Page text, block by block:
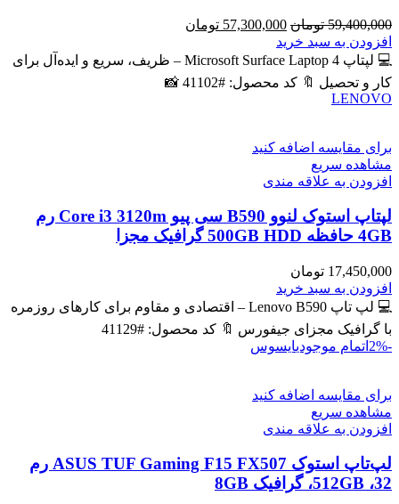
59,400,000 تومان قیمت
اصلی
59,400,000 تومان
57,300,000 تومان
57,300,000 تومان
است.
افزودن به سبد خرید
💻 لپتاپ Microsoft Surface Laptop 4 – ظریف، سریع و ایده‌آل برای
کار و تحصیل 🔖 کد محصول: #41102 📸
LENOVO
برای مقایسه اضافه کنید
مشاهده سریع
افزودن به علاقه مندی
لپتاپ استوک لنوو B590 سی پیو Core i3 3120m رم
4GB حافظه 500GB HDD گرافیک مجزا
17,450,000 تومان
افزودن به سبد خرید
💻 لپ تاپ Lenovo B590 – اقتصادی و مقاوم برای کارهای روزمره
با گرافیک مجزای جیفورس 🔖 کد محصول: #41129
-2%
اتمام موجودیایسوس
برای مقایسه اضافه کنید
مشاهده سریع
افزودن به علاقه مندی
لپ‌تاپ استوک ASUS TUF Gaming F15 FX507 رم
32، 512GB، گرافیک 8GB